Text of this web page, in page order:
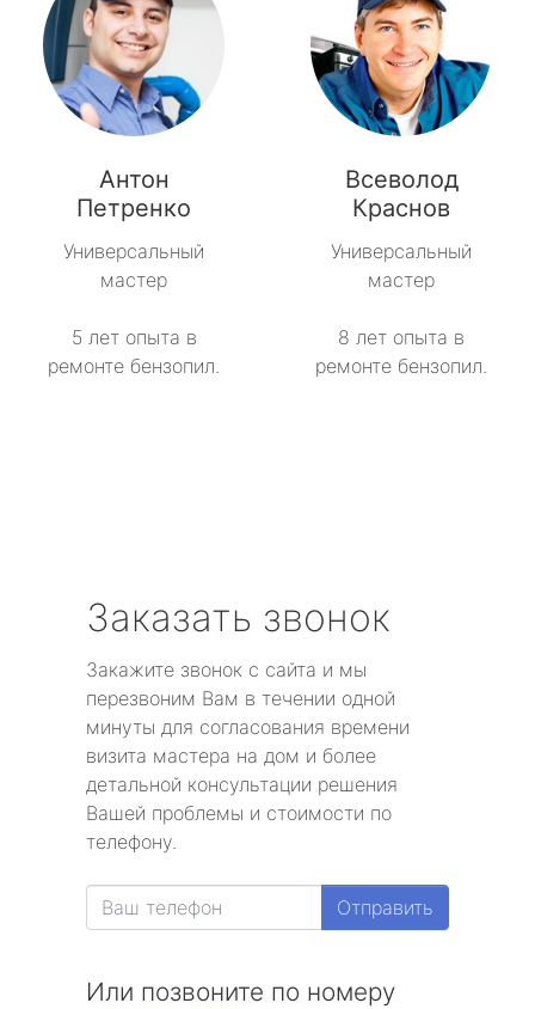
Антон
Петренко
Универсальный
мастер
5 лет опыта в
ремонте бензопил.
Всеволод
Краснов
Универсальный
мастер
8 лет опыта в
ремонте бензопил.
Заказать звонок
Закажите звонок с сайта и мы
перезвоним Вам в течении одной
минуты для согласования времени
визита мастера на дом и более
детальной консультации решения
Вашей проблемы и стоимости по
телефону.
Отправить
Или позвоните по номеру